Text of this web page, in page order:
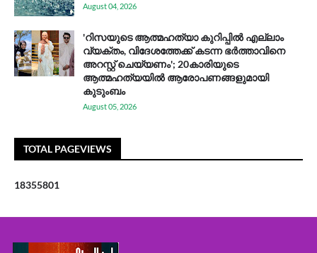
August 04, 2026
'റിസയുടെ ആത്മഹത്യാ കുറിപ്പിൽ എല്ലാം
വ്യക്തം, വിദേശത്തേക്ക് കടന്ന ഭർത്താവിനെ
അറസ്റ്റ് ചെയ്യണം'; 20കാരിയുടെ
ആത്മഹത്യയിൽ ആരോപണങ്ങളുമായി
കുടുംബം
August 05, 2026
TOTAL PAGEVIEWS
18355801